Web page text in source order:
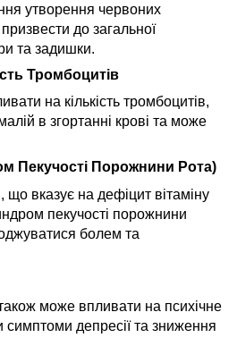
утворення червоних
до загальної
та задишки.
Тромбоцитів
на кількість тромбоцитів,
в згортанні крові та може
Пекучості Порожнини Рота)
вказує на дефіцит вітаміну
пекучості порожнини
болем та
може впливати на психічне
депресії та зниження